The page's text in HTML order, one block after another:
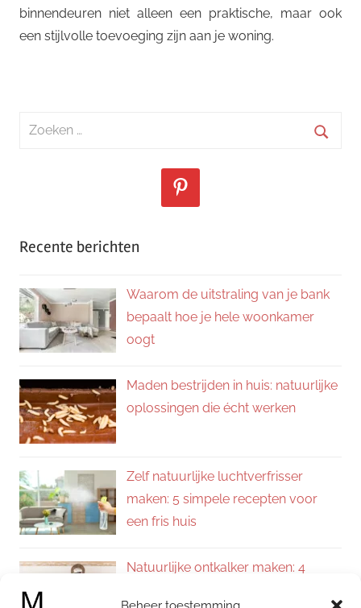
binnendeuren niet alleen een praktische, maar ook
een stijlvolle toevoeging zijn aan je woning.
Zoeken
Recente berichten
Waarom de uitstraling van je bank
bepaalt hoe je hele woonkamer
oogt
Maden bestrijden in huis: natuurlijke
oplossingen die écht werken
Zelf natuurlijke luchtverfrisser
maken: 5 simpele recepten voor
een fris huis
Natuurlijke ontkalker maken: 4